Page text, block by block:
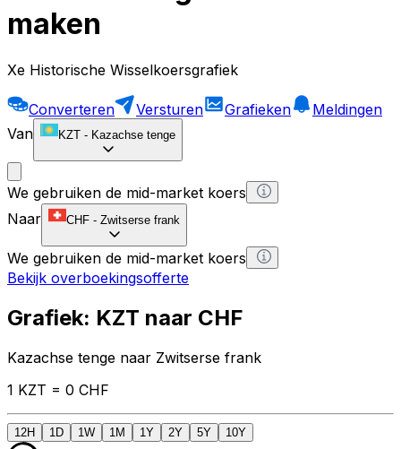
maken
Xe Historische Wisselkoersgrafiek
Converteren Versturen Grafieken
Meldingen
Van
KZT - Kazachse tenge
We gebruiken de mid-market koers
Naar
CHF - Zwitserse frank
We gebruiken de mid-market koers
Bekijk overboekingsofferte
Grafiek: KZT naar CHF
Kazachse tenge naar Zwitserse frank
1 KZT = 0 CHF
12H 1D 1W 1M 1Y 2Y 5Y 10Y